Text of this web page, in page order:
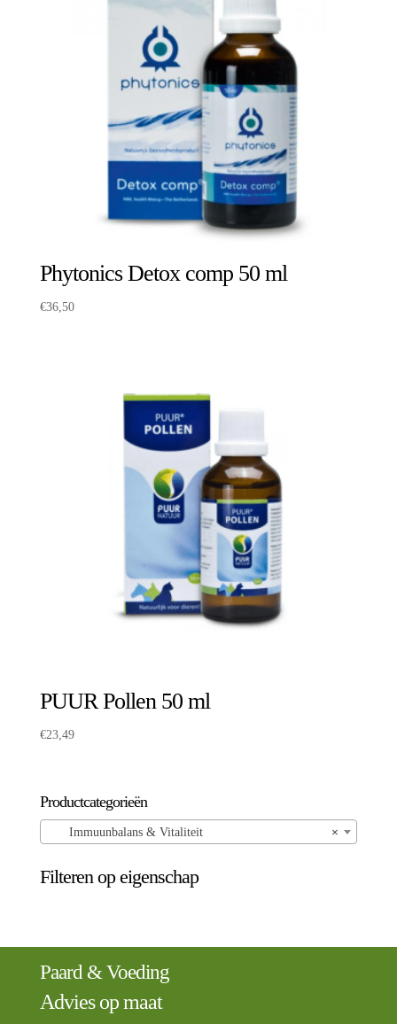
Phytonics Detox comp 50 ml
€36,50
PUUR Pollen 50 ml
€23,49
Productcategorieën
×
Immuunbalans & Vitaliteit
Filteren op eigenschap
Paard & Voeding
Advies op maat